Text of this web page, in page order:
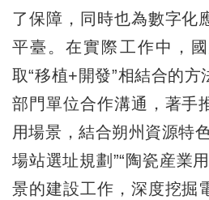
了保障，同時也為數字化
平臺。在實際工作中，
取“移植+開發”相結合的
部門單位合作溝通，著手
用場景，結合朔州資源特
場站選址規劃”“陶瓷産業
景的建設工作，深度挖掘